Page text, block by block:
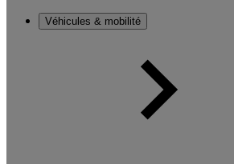
Véhicules & mobilité